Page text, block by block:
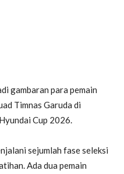
gambaran para pemain
Timnas Garuda di
Cup 2026.
sejumlah fase seleksi
Ada dua pemain